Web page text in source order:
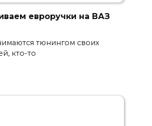
евроручки на ВАЗ
тюнингом своих
кто-то